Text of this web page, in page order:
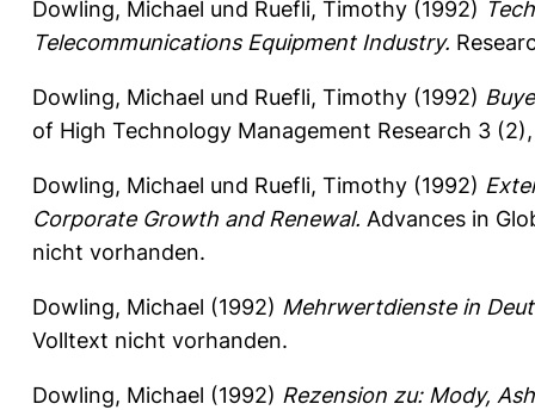
Dowling, Michael und Ruefli, Timothy (1992)
Telecommunications Equipment Industry.
Dowling, Michael und Ruefli, Timothy (1992)
of High Technology Management Research 3
Dowling, Michael und Ruefli, Timothy (1992)
Corporate Growth and Renewal. Advances in
nicht vorhanden.
Dowling, Michael (1992) Mehrwertdienste in
Volltext nicht vorhanden.
Dowling, Michael (1992) Rezension zu: Mody,